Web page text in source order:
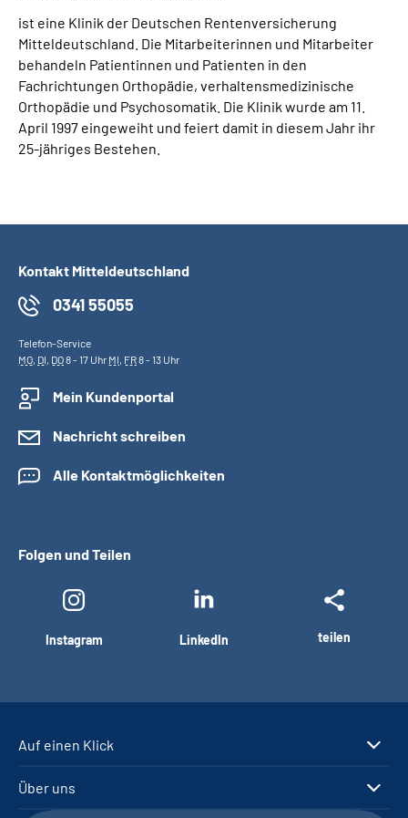
ist eine Klinik der Deutschen Rentenversicherung
Mitteldeutschland. Die Mitarbeiterinnen und Mitarbeiter
behandeln Patientinnen und Patienten in den
Fachrichtungen Orthopädie, verhaltensmedizinische
Orthopädie und Psychosomatik. Die Klinik wurde am 11.
April 1997 eingeweiht und feiert damit in diesem Jahr ihr
25-jähriges Bestehen.
Kontakt Mitteldeutschland
0341 55055
Telefon-Service
MO, DI, DO8 - 17 Uhr MI, FR8 - 13 Uhr
Mein Kundenportal
Nachricht schreiben
Alle Kontaktmöglichkeiten
Folgen und Teilen
Instagram LinkedIn teilen
Auf einen Klick
Über uns